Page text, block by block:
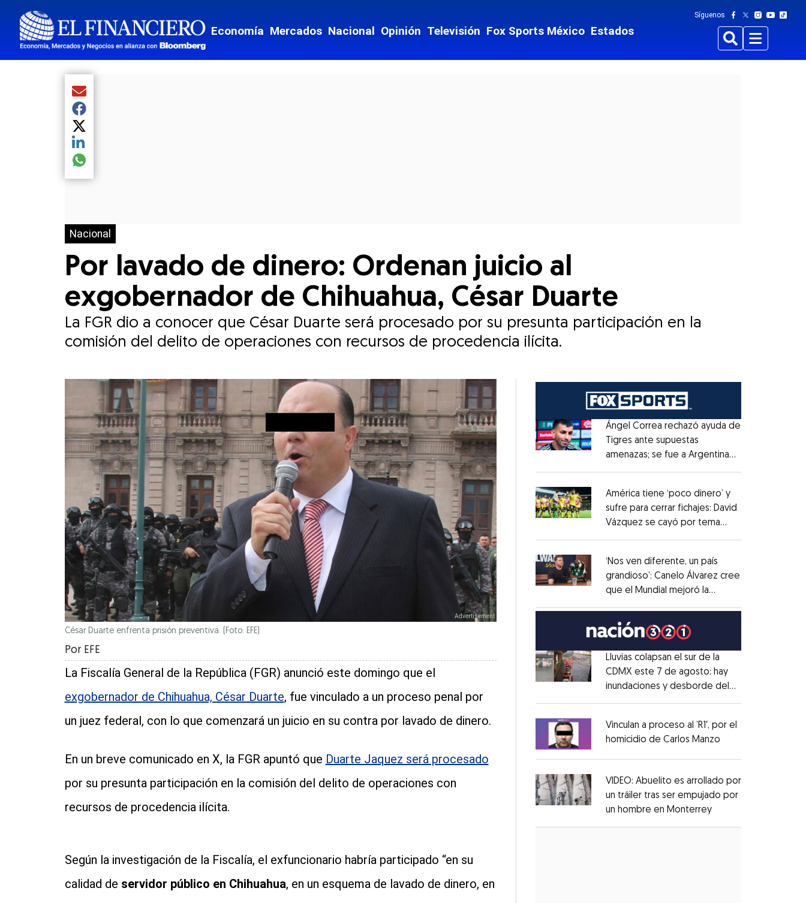
Economía Mercados Nacional Opinión Televisión Fox Sports México Estados
Síguenos
BuscarMenu
Nacional
Por lavado de dinero: Ordenan juicio al
exgobernador de Chihuahua, César Duarte
La FGR dio a conocer que César Duarte será procesado por su presunta participación en la
comisión del delito de operaciones con recursos de procedencia ilícita.
Compartir el artículo actual mediante Email
Compartir el artículo actual mediante Facebook
Compartir el artículo actual mediante Twitter
Compartir el artículo actual mediante LinkedIn
Compartir el artículo actual mediante global.social-whatsapp
César Duarte enfrenta prisión preventiva. (Foto: EFE)
Por EFE
La Fiscalía General de la República (FGR) anunció este domingo que el
exgobernador de Chihuahua, César Duarte, fue vinculado a un proceso penal por
un juez federal, con lo que comenzará un juicio en su contra por lavado de dinero.
En un breve comunicado en X, la FGR apuntó que Duarte Jaquez será procesado
por su presunta participación en la comisión del delito de operaciones con
recursos de procedencia ilícita.
Según la investigación de la Fiscalía, el exfuncionario habría participado “en su
calidad de servidor público en Chihuahua, en un esquema de lavado de dinero, en
Opens in new window
Ángel Correa rechazó ayuda de
Tigres ante supuestas
amenazas; se fue a Argentina
Opens in new window
América tiene ‘poco dinero’ y
sufre para cerrar fichajes: David
Vázquez se cayó por tema
Opens in new window
‘Nos ven diferente, un país
grandioso’: Canelo Álvarez cree
que el Mundial mejoró la
Opens in new window
Lluvias colapsan el sur de la
CDMX este 7 de agosto: hay
inundaciones y desborde del
Opens in new window
Vinculan a proceso al ’R1′, por el
homicidio de Carlos Manzo
Opens in new window
VIDEO: Abuelito es arrollado por
un tráiler tras ser empujado por
un hombre en MonterreyOpens in new